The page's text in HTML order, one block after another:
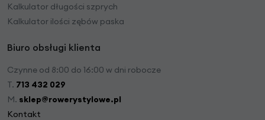
Kalkulator długości szprych
Kalkulator ilości zębów paska
Biuro obsługi klienta
Czynne od 8:00 do 16:00 w dni robocze
T. 713 432 029
M. sklep@rowerystylowe.pl
Kontakt